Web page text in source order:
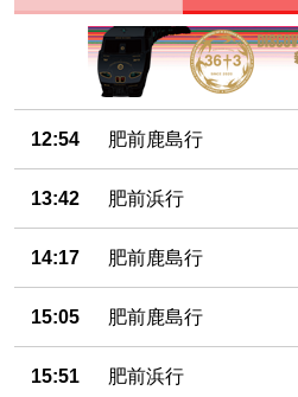
12:54 肥前鹿島行
13:42 肥前浜行
14:17 肥前鹿島行
15:05 肥前鹿島行
15:51 肥前浜行